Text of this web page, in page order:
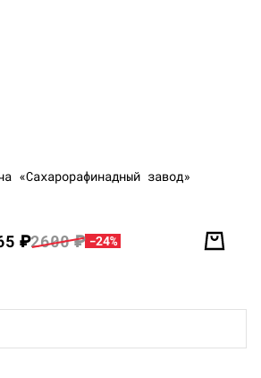
«Сахарорафинадный завод»
₽2600₽ -24%